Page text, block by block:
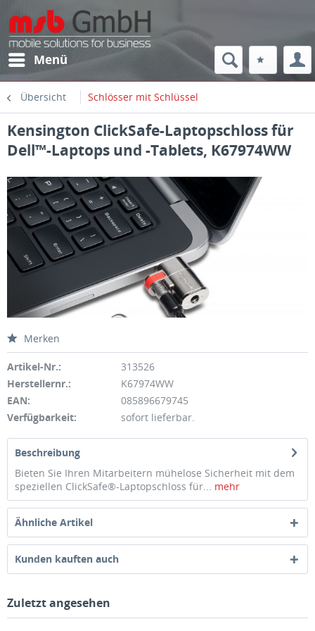
Menü
Übersicht Schlösser mit Schlüssel
Kensington ClickSafe-Laptopschloss für
Dell™-Laptops und -Tablets, K67974WW
Merken
Artikel-Nr.:
313526
Herstellernr.:
K67974WW
EAN:
085896679745
Verfügbarkeit:
sofort lieferbar.
Beschreibung
Bieten Sie Ihren Mitarbeitern mühelose Sicherheit mit dem
speziellen ClickSafe®-Laptopschloss für... mehr
Ähnliche Artikel
Kunden kauften auch
Zuletzt angesehen